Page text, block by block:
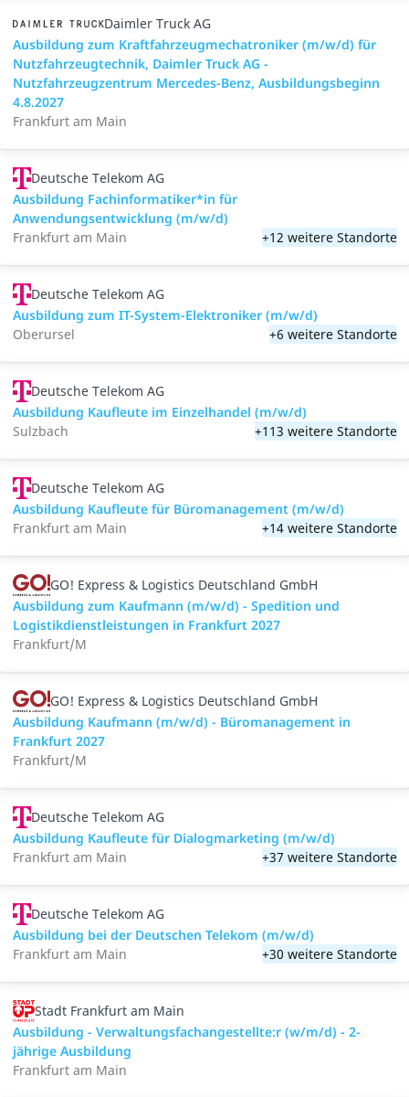
Daimler Truck AG
Ausbildung zum Kraftfahrzeugmechatroniker (m/w/d) für
Nutzfahrzeugtechnik, Daimler Truck AG -
Nutzfahrzeugzentrum Mercedes-Benz, Ausbildungsbeginn
4.8.2027
Frankfurt am Main
Deutsche Telekom AG
Ausbildung Fachinformatiker*in für
Anwendungsentwicklung (m/w/d)
Frankfurt am Main
+12 weitere Standorte
Deutsche Telekom AG
Ausbildung zum IT-System-Elektroniker (m/w/d)
Oberursel
+6 weitere Standorte
Deutsche Telekom AG
Ausbildung Kaufleute im Einzelhandel (m/w/d)
Sulzbach
+113 weitere Standorte
Deutsche Telekom AG
Ausbildung Kaufleute für Büromanagement (m/w/d)
Frankfurt am Main
+14 weitere Standorte
GO! Express & Logistics Deutschland GmbH
Ausbildung zum Kaufmann (m/w/d) - Spedition und
Logistikdienstleistungen in Frankfurt 2027
Frankfurt/M
GO! Express & Logistics Deutschland GmbH
Ausbildung Kaufmann (m/w/d) - Büromanagement in
Frankfurt 2027
Frankfurt/M
Deutsche Telekom AG
Ausbildung Kaufleute für Dialogmarketing (m/w/d)
Frankfurt am Main
+37 weitere Standorte
Deutsche Telekom AG
Ausbildung bei der Deutschen Telekom (m/w/d)
Frankfurt am Main
+30 weitere Standorte
Stadt Frankfurt am Main
Ausbildung - Verwaltungsfachangestellte:r (w/m/d) - 2-
jährige Ausbildung
Frankfurt am Main